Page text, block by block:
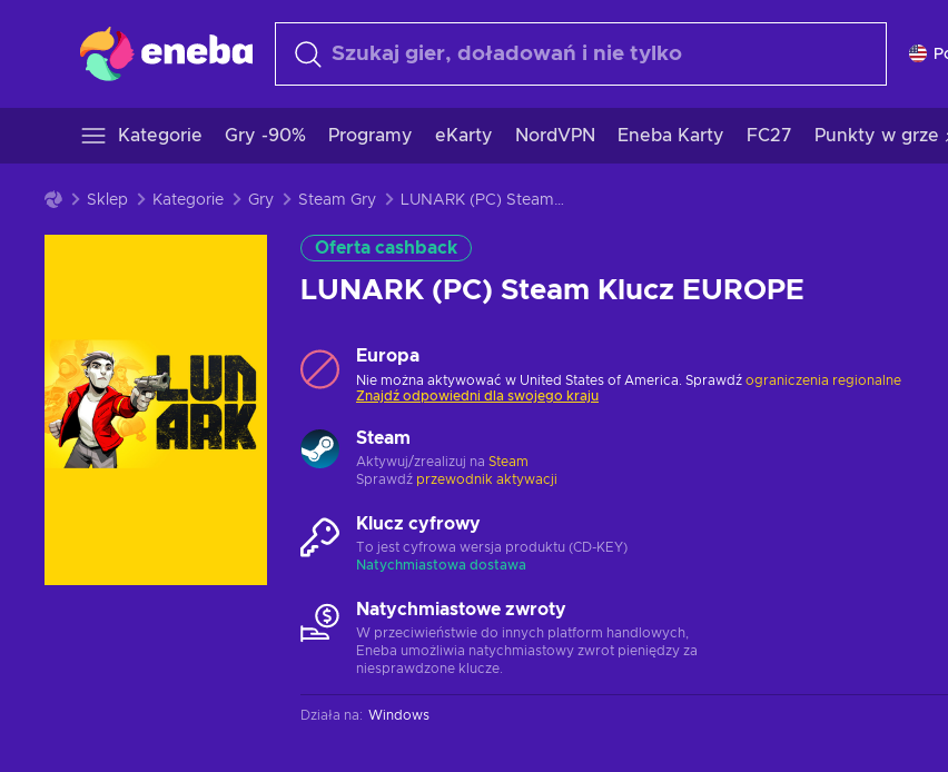
Kategorie Gry -90% Programy eKarty NordVPN Eneba Karty FC27 Punkty w grze
Sklep Kategorie Gry Steam Gry LUNARK (PC) Steam Klucz EUROPE
Oferta cashback
LUNARK (PC) Steam Klucz EUROPE
Europa
Nie można aktywować w United States of America. Sprawdź ograniczenia regionalne
Znajdź odpowiedni dla swojego kraju
Steam
Aktywuj/zrealizuj na Steam
Sprawdź przewodnik aktywacji
Klucz cyfrowy
To jest cyfrowa wersja produktu (CD-KEY)
Natychmiastowa dostawa
Natychmiastowe zwroty
W przeciwieństwie do innych platform handlowych,
Eneba umożliwia natychmiastowy zwrot pieniędzy za
niesprawdzone klucze.
Działa na: Windows